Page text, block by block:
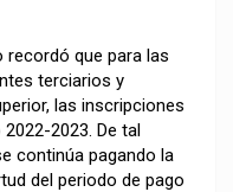
que para las
terciarios y
las inscripciones
2023. De tal
continúa pagando la
del periodo de pago